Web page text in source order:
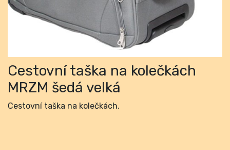
Cestovní taška na kolečkách
MRZM šedá velká
Cestovní taška na kolečkách.